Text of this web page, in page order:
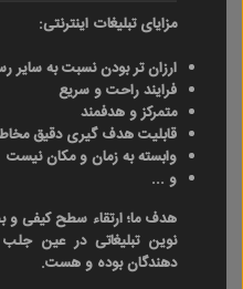
مزایای تبلیغات اینترنتی:
ارزان تر بودن نسبت به سایر
فرایند راحت و سریع
متمرکز و هدفمند
قابلیت هدف گیری دقیق
وابسته به زمان و مکان نیست
و ...
هدف ما؛ ارتقاء سطح کیفی و
نوین تبلیغاتی در عین
دهندگان بوده و هست.